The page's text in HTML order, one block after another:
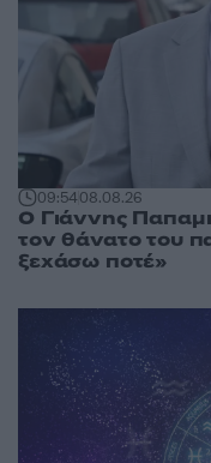
09:5408.08.26
Ο Γιάννης
τον θάνατο του
ξεχάσω ποτέ»